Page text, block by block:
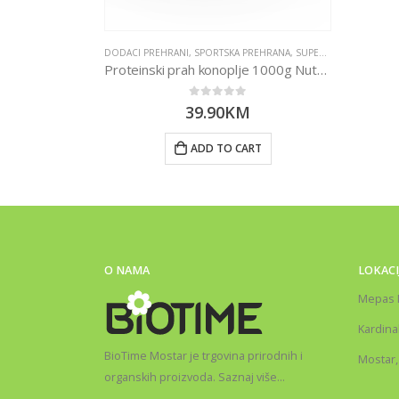
DODACI PREHRANI, SPORTSKA PREHRANA, SUPERHRANA
Proteinski prah konoplje 1000g Nutrigold
39.90KM
ADD TO CART
O NAMA
BioTime Mostar je trgovina prirodnih i
organskih proizvoda. Saznaj više…
Mepas